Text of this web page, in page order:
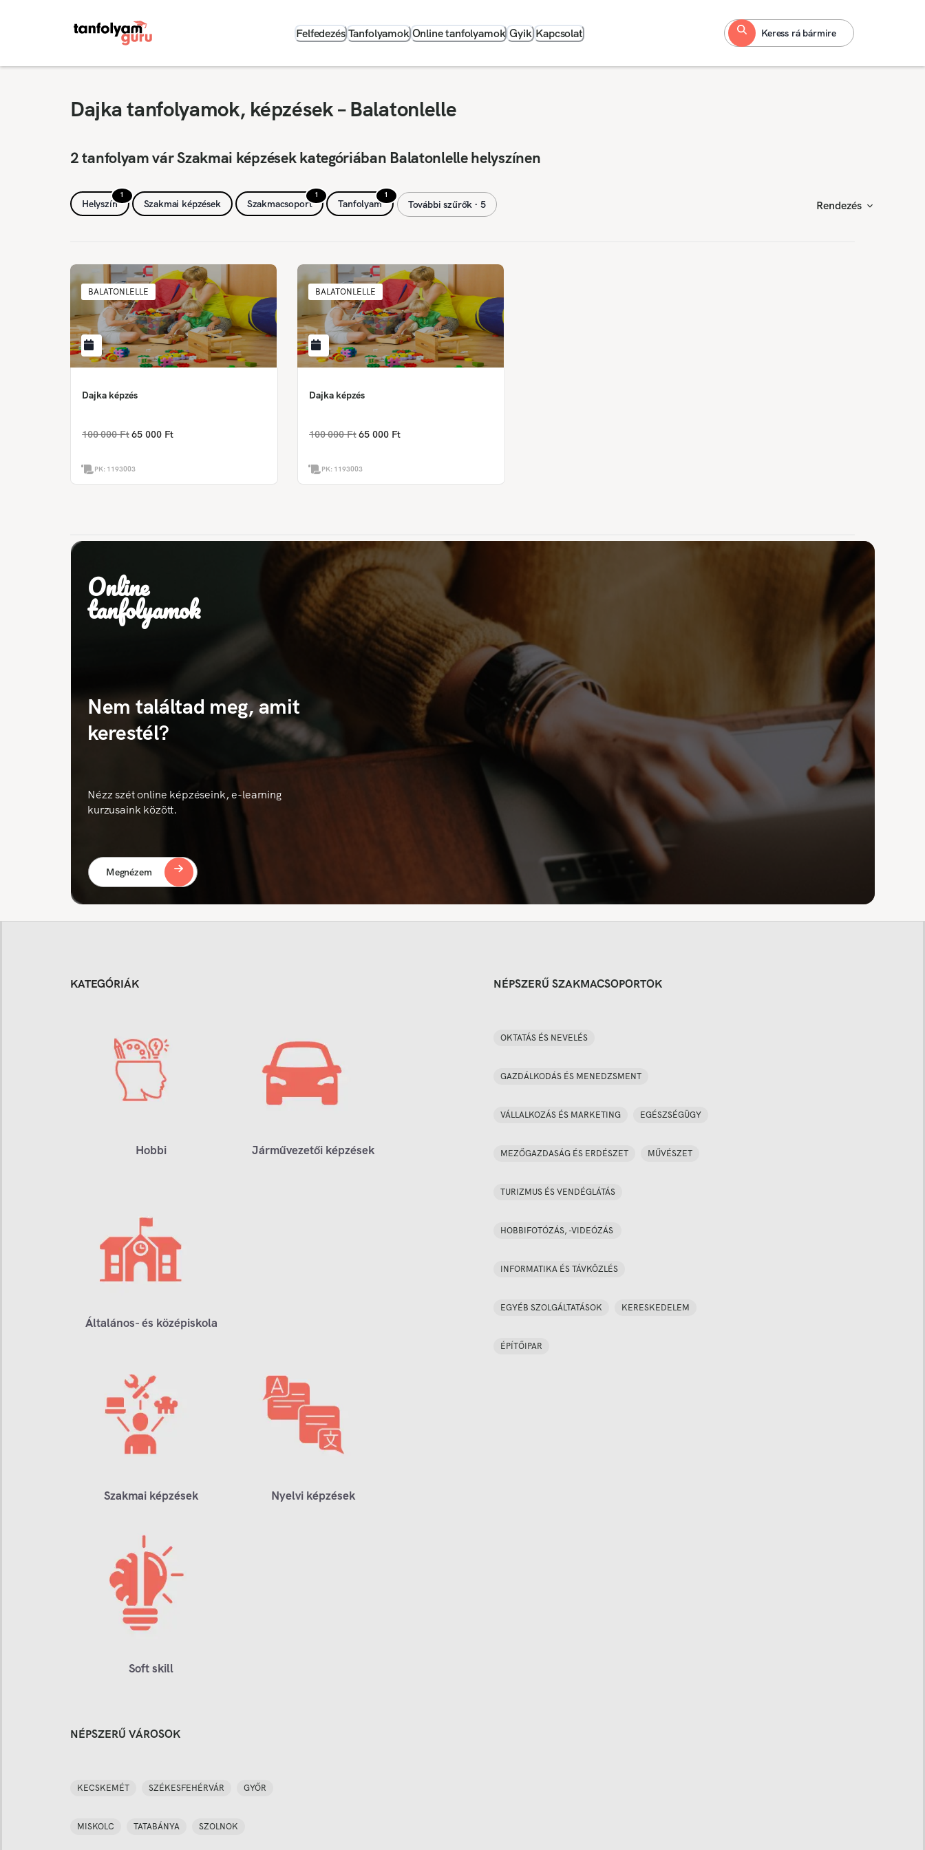
Felfedezés Tanfolyamok Online tanfolyamok Gyik Kapcsolat Keress rá bármire
Dajka tanfolyamok, képzések – Balatonlelle
2 tanfolyam vár Szakmai képzések kategóriában Balatonlelle helyszínen
1
Helyszín Szakmai képzések
1
Szakmacsoport
1
Tanfolyam További szűrők ∙ 5 Rendezés
BALATONLELLE
Dajka képzés
100 000 Ft 65 000 Ft
PK: 1193003
BALATONLELLE
Dajka képzés
100 000 Ft 65 000 Ft
PK: 1193003
Online
tanfolyamok
Nem találtad meg, amit
kerestél?
Nézz szét online képzéseink, e-learning
kurzusaink között.
Megnézem
KATEGÓRIÁK
Hobbi Járművezetői képzések
Általános- és középiskola
Szakmai képzések Nyelvi képzések
Soft skill
NÉPSZERŰ SZAKMACSOPORTOK
OKTATÁS ÉS NEVELÉS
GAZDÁLKODÁS ÉS MENEDZSMENT
VÁLLALKOZÁS ÉS MARKETING EGÉSZSÉGÜGY
MEZŐGAZDASÁG ÉS ERDÉSZET MŰVÉSZET
TURIZMUS ÉS VENDÉGLÁTÁS
HOBBIFOTÓZÁS, -VIDEÓZÁS
INFORMATIKA ÉS TÁVKÖZLÉS
EGYÉB SZOLGÁLTATÁSOK KERESKEDELEM
ÉPÍTŐIPAR
NÉPSZERŰ VÁROSOK
KECSKEMÉT SZÉKESFEHÉRVÁR GYŐR
MISKOLC TATABÁNYA SZOLNOK